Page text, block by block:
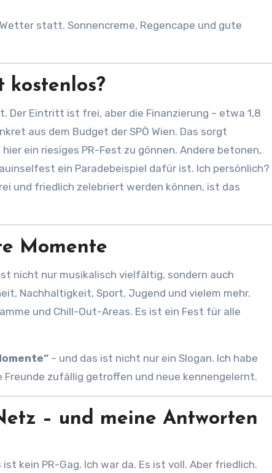
statt. Sonnencreme, Regencape und gute
kostenlos?
Der Eintritt ist frei, aber die Finanzierung – etwa 1,8
aus dem Budget der SPÖ Wien. Das sorgt
ein riesiges PR-Fest zu gönnen. Andere betonen,
ein Paradebeispiel dafür ist. Ich persönlich?
und friedlich zelebriert werden können, ist das
Momente
nicht nur musikalisch vielfältig, sondern auch
Nachhaltigkeit, Sport, Jugend und vielem mehr.
und Chill-Out-Areas. Es ist ein Fest für alle
– und das ist nicht nur ein Slogan. Ich habe
zufällig getroffen und neue kennengelernt.
– und meine Antworten
kein PR-Gag. Ich war da. Es ist voll. Aber friedlich.